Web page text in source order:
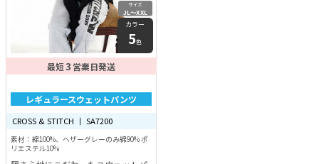
サイズ
JL〜XXL
カラー
5色
最短3 営業日発送
レギュラースウェットパンツ
CROSS & STITCH 丨 SA7200
素材：綿100%、ヘザーグレーのみ綿90% ポ
リエステル10%